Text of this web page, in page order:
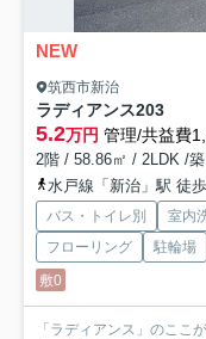
NEW
筑西市新治
ラディアンス203
5.2万円 管理/共益費
2階 / 58.86㎡ / 2LDK /
水戸線「新治」駅 徒
バス・トイレ別 室内
フローリング
駐輪場
敷0
「ラディアンス」のここ